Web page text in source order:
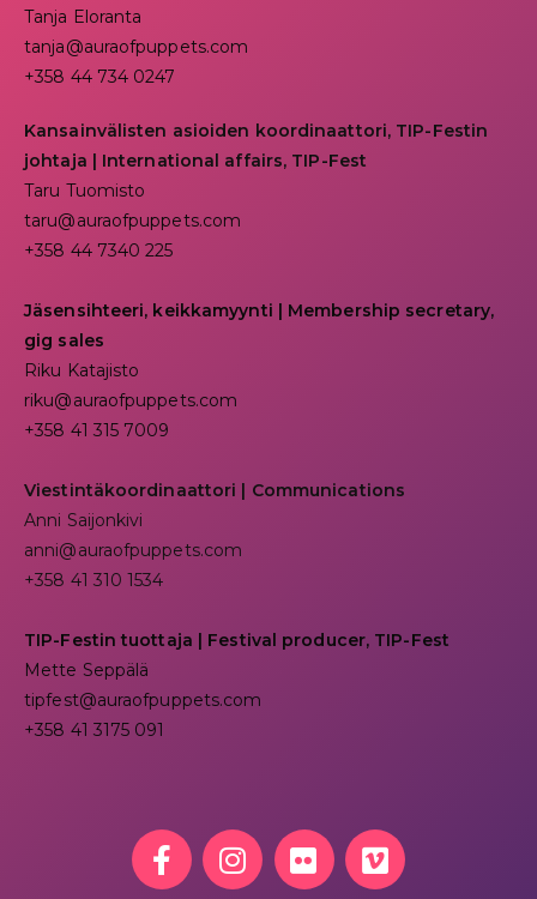
Tanja Eloranta
tanja@auraofpuppets.com
+358 44 734 0247
Kansainvälisten asioiden koordinaattori, TIP-Festin
johtaja | International affairs, TIP-Fest
Taru Tuomisto
taru@auraofpuppets.com
+358 44 7340 225
Jäsensihteeri, keikkamyynti | Membership secretary,
gig sales
Riku Katajisto
riku@auraofpuppets.com
+358 41 315 7009
Viestintäkoordinaattori | Communications
Anni Saijonkivi
anni@auraofpuppets.com
+358 41 310 1534
TIP-Festin tuottaja | Festival producer, TIP-Fest
Mette Seppälä
tipfest@auraofpuppets.com
+358 41 3175 091